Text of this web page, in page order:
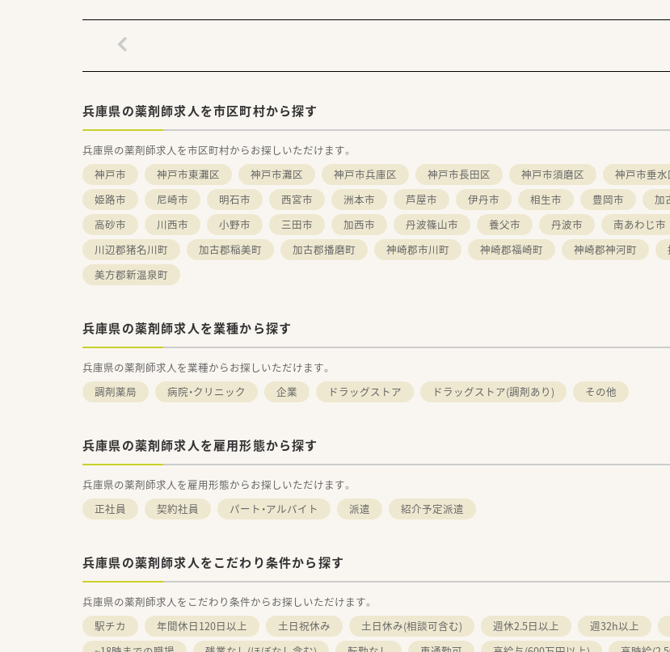
■門前病院との関係性が良く、義気紹介や情報共有もしやすい環境がございます！
兵庫県の薬剤師求人を市区町村から探す
兵庫県の薬剤師求人を市区町村からお探しいただけます。
神戸市
神戸市東灘区 神戸市灘区 神戸市兵庫区 神戸市長田区 神戸市須磨区 神戸市垂水
姫路市
尼崎市 明石市 西宮市 洲本市 芦屋市 伊丹市 相生市 豊岡市 加
高砂市
川西市 小野市 三田市 加西市 丹波篠山市 養父市 丹波市 南あわじ市
川辺郡猪名川町
加古郡稲美町 加古郡播磨町 神崎郡市川町 神崎郡福崎町 神崎郡神河町
美方郡新温泉町
兵庫県の薬剤師求人を業種から探す
兵庫県の薬剤師求人を業種からお探しいただけます。
調剤薬局
病院・クリニック 企業 ドラッグストア ドラッグストア(調剤あり) その他
兵庫県の薬剤師求人を雇用形態から探す
兵庫県の薬剤師求人を雇用形態からお探しいただけます。
正社員
契約社員 パート・アルバイト 派遣 紹介予定派遣
兵庫県の薬剤師求人をこだわり条件から探す
兵庫県の薬剤師求人をこだわり条件からお探しいただけます。
駅チカ
年間休日120日以上 土日祝休み 土日休み(相談可含む) 週休2.5日以上 週32h以上